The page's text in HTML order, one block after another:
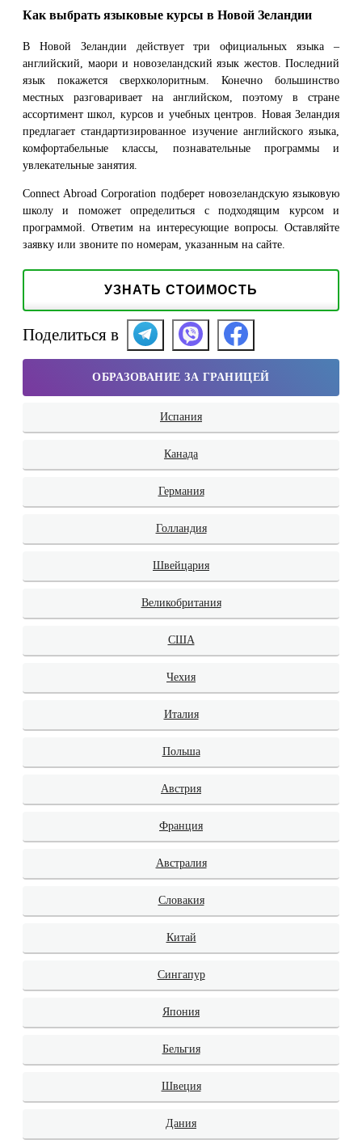
Как выбрать языковые курсы в Новой Зеландии
В Новой Зеландии действует три официальных языка –
английский, маори и новозеландский язык жестов. Последний
язык покажется сверхколоритным. Конечно большинство
местных разговаривает на английском, поэтому в стране
ассортимент школ, курсов и учебных центров. Новая Зеландия
предлагает стандартизированное изучение английского языка,
комфортабельные классы, познавательные программы и
увлекательные занятия.
Connect Abroad Corporation подберет новозеландскую языковую
школу и поможет определиться с подходящим курсом и
программой. Ответим на интересующие вопросы. Оставляйте
заявку или звоните по номерам, указанным на сайте.
УЗНАТЬ СТОИМОСТЬ
Поделиться в
ОБРАЗОВАНИЕ ЗА ГРАНИЦЕЙ
Испания
Канада
Германия
Голландия
Швейцария
Великобритания
США
Чехия
Италия
Польша
Австрия
Франция
Австралия
Словакия
Китай
Сингапур
Япония
Бельгия
Швеция
Дания